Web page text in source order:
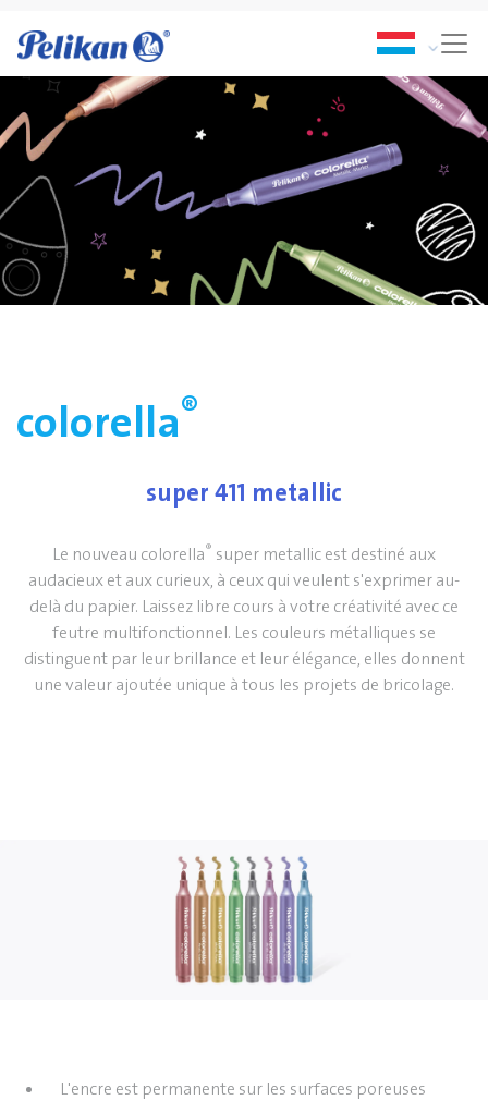
colorella®
super 411 metallic
Le nouveau colorella® super metallic est destiné aux
audacieux et aux curieux, à ceux qui veulent s'exprimer au-
delà du papier. Laissez libre cours à votre créativité avec ce
feutre multifonctionnel. Les couleurs métalliques se
distinguent par leur brillance et leur élégance, elles donnent
une valeur ajoutée unique à tous les projets de bricolage.
L'encre est permanente sur les surfaces poreuses